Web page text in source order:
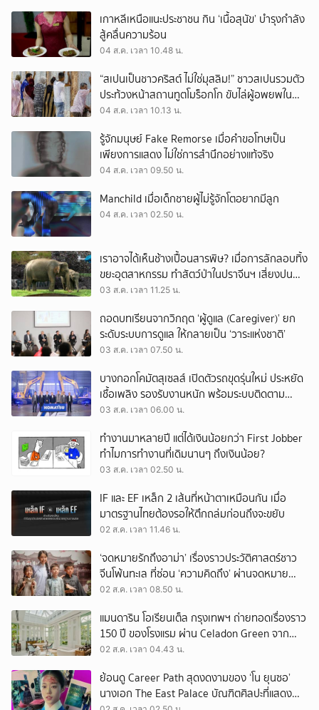
เกาหลีเหนือแนะประชาชน กิน ‘เนื้อสุนัข’ บำรุงกำลัง
สู้คลื่นความร้อน
04 ส.ค. เวลา 10.48 น.
“สเปนเป็นชาวคริสต์ ไม่ใช่มุสลิม!” ชาวสเปนรวมตัว
ประท้วงหน้าสถานทูตโมร็อกโก ขับไล่ผู้อพยพใน
เมืองเซวตาออกนอกประเทศ
04 ส.ค. เวลา 10.13 น.
รู้จักมนุษย์ Fake Remorse เมื่อคำขอโทษเป็น
เพียงการแสดง ไม่ใช่การสำนึกอย่างแท้จริง
04 ส.ค. เวลา 09.50 น.
Manchild เมื่อเด็กชายผู้ไม่รู้จักโตอยากมีลูก
04 ส.ค. เวลา 02.50 น.
เราอาจได้เห็นช้างเปื้อนสารพิษ? เมื่อการลักลอบทิ้ง
ขยะอุตสาหกรรม ทำสัตว์ป่าในปราจีนฯ เสี่ยงปน
เปื้อน
03 ส.ค. เวลา 11.25 น.
ถอดบทเรียนจากวิกฤต ‘ผู้ดูแล (Caregiver)’ ยก
ระดับระบบการดูแล ให้กลายเป็น ‘วาระแห่งชาติ’
03 ส.ค. เวลา 07.50 น.
บางกอกโคมัตสุเซลส์ เปิดตัวรถขุดรุ่นใหม่ ประหยัด
เชื้อเพลิง รองรับงานหนัก พร้อมระบบติดตาม
เครื่องจักรผ่านดาวเทียม
03 ส.ค. เวลา 06.00 น.
ทำงานมาหลายปี แต่ได้เงินน้อยกว่า First Jobber
ทำไมการทำงานที่เดิมนานๆ ถึงเงินน้อย?
03 ส.ค. เวลา 02.50 น.
IF และ EF เหล็ก 2 เส้นที่หน้าตาเหมือนกัน เมื่อ
มาตรฐานไทยต้องรอให้ตึกถล่มก่อนถึงจะขยับ
02 ส.ค. เวลา 11.46 น.
‘จดหมายรักถึงอาม่า’ เรื่องราวประวัติศาสตร์ชาว
จีนโพ้นทะเล ที่ซ่อน ‘ความคิดถึง’ ผ่านจดหมาย
‘โพยก๊วน’
02 ส.ค. เวลา 08.50 น.
แมนดาริน โอเรียนเต็ล กรุงเทพฯ ถ่ายทอดเรื่องราว
150 ปี ของโรงแรม ผ่าน Celadon Green จาก
เครื่องศิลาดล
02 ส.ค. เวลา 04.43 น.
ย้อนดู Career Path สุดงดงามของ ‘โน ยุนซอ’
นางเอก The East Palace บัณฑิตศิลปะที่แสดง